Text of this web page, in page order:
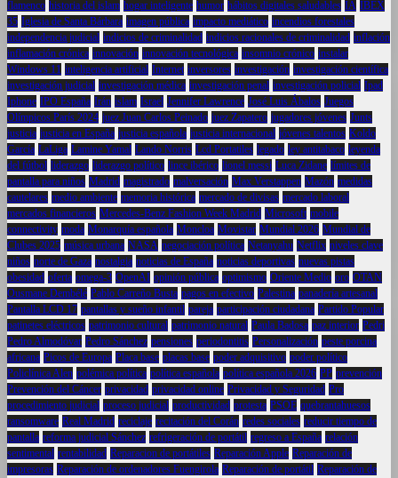
flamenco historia del islam hogar inteligente humor hábitos digitales saludables IA IBEX
35 Iglesia de Santa Bárbara imagen pública impacto mediático incendios forestales
independencia judicial indicios de criminalidad indicios racionales de criminalidad inflación
inflamación crónica innovación innovación tecnológica insomnio crónico instalar
Windows 11 inteligencia artificial Internet inversores investigación investigación científica
investigación judicial investigación médica investigación penal investigación policial Ipad
Iphone IPO España Irán islam Israel Jennifer Lawrence José Luis Ábalos Juegos
Olímpicos París 2024 juez Juan Carlos Peinado juez Zapatero jugadores jóvenes Junts
justicia justicia en España justicia española justicia internacional jóvenes talentos Koldo
García LaLiga Lamine Yamal Lando Norris Lcd Portatiles legado ley antitabaco leyenda
del fútbol liderazgo liderazgo político lince ibérico lionel messi Luca Zidane límites de
pantalla para niños Madrid magistrado malversación Max Verstappen Mazón medidas
cautelares medio ambiente memoria histórica mercado de divisas mercado laboral
mercados financieros Mercedes-Benz Fashion Week Madrid Microsoft mobile
connectivity moda Monarquía española Moncloa Movistar Mundial 2026 Mundial de
Clubes 2025 música urbana NASA negociación política Netanyahu Netflix niveles clave
niños norte de Gaza nostalgia noticias de España noticias deportivas nuevas pistas
obesidad oferta omega-3 OpenAI opinión pública optimismo Oriente Medio oro OTAN
Ousmane Dembélé Pablo Carreño Busta pagos en efectivo Palestina panadería artesanal
Pantalla LCD 17 pantallas y sueño infantil pareja participación ciudadana Partido Popular
patinetes eléctricos patrimonio cultural patrimonio natural Paula Badosa paz interior Pedri
Pedro Almodóvar Pedro Sánchez pensiones periodontitis Personalización peste porcina
africana Picos de Europa Placa base placas base poder adquisitivo poder político
Policlínica Alen polémica política política española política española 2026 PP prevención
Prevención del Cáncer privacidad privacidad online Privacidad y Seguridad Pro
procedimiento judicial proceso judicial productividad protesta PSOE quebrantahuesos
ransomware Real Madrid reciclaje recitación del Corán redes sociales reducir tiempo de
pantalla reforma judicial Sánchez refrigeración de portátil regreso a España relación
sentimental rentabilidad Reparacion de portátiles Reparación Apple Reparación de
impresoras Reparación de ordenadores Fuengirola Reparación de portátil Reparación de